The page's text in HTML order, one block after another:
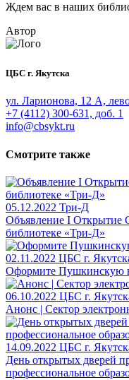
Ждем вас в наших
Автор
ЦБС г. Якутска
ул. Ларионова, 12 А,
+7 (4112) 300-631, доб. 1
info@cbsykt.ru
Смотрите также
05.12.2022 Три-Д
Объявление I Открытие
библиотеке «Три-Д»
02.11.2022 ЦБС г.
Оформите Пушкинскую
06.10.2022 ЦБС г.
Анонс | Сектор
14.09.2022 ЦБС г.
День открытых дверей
профессиональное